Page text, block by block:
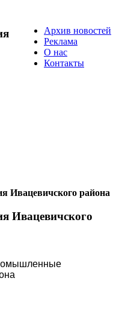
Архив новостей
Реклама
О нас
Контакты
Ивацевичского района
Ивацевичского